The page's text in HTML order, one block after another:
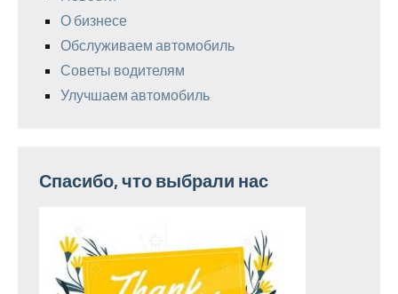
О бизнесе
Обслуживаем автомобиль
Советы водителям
Улучшаем автомобиль
Спасибо, что выбрали нас